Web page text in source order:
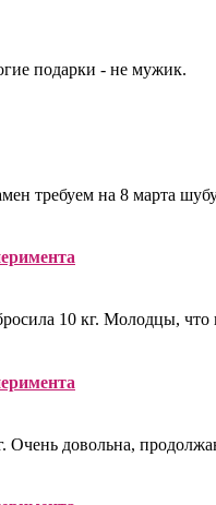
подарки - не мужик.
требуем на 8 марта
10 кг. Молодцы,
Очень довольна,